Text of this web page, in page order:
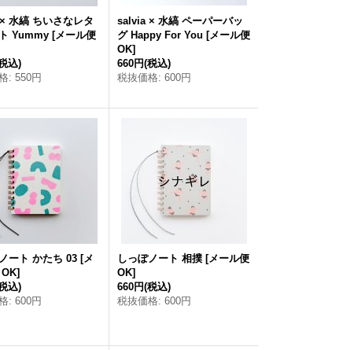
水縞 ちいさなレタ
Yummy [メール便
込)
: 550円
salvia × 水縞 ペーパーバッ
グ Happy For You [メール便
OK]
660円(税込)
税抜価格: 600円
ート かたち 03 [メ
OK]
込)
: 600円
しっぽノート 相撲 [メール便
OK]
660円(税込)
税抜価格: 600円